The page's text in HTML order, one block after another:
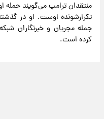
منتقدان ترامپ می‌گویند حمله
تکرارشونده اوست. او در گذشته
جمله مجریان و خبرنگاران
کرده است.